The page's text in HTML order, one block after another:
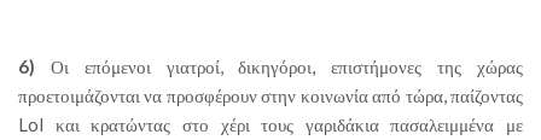
6) Οι επόμενοι γιατροί, δικηγόροι, επιστήμονες της χώρας
προετοιμάζονται να προσφέρουν στην κοινωνία από τώρα, παίζοντας
Lol και κρατώντας στο χέρι τους γαριδάκια πασαλειμμένα με